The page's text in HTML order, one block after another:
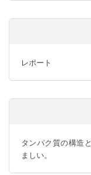
レポート
タンパク質の構造
ましい。